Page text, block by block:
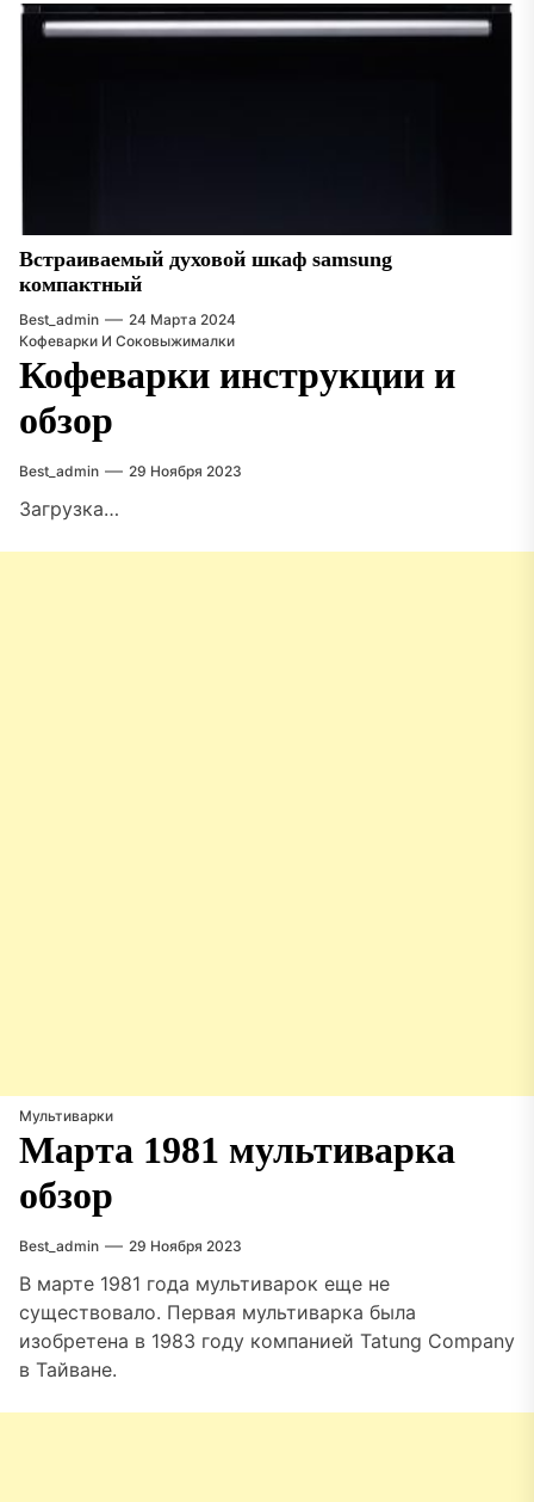
Встраиваемый духовой шкаф samsung
компактный
Best_admin
24 Марта 2024
Кофеварки И Соковыжималки
Кофеварки инструкции и
обзор
Best_admin 29 Ноября 2023
Загрузка…
Мультиварки
Марта 1981 мультиварка
обзор
Best_admin 29 Ноября 2023
В марте 1981 года мультиварок еще не
существовало. Первая мультиварка была
изобретена в 1983 году компанией Tatung Company
в Тайване.